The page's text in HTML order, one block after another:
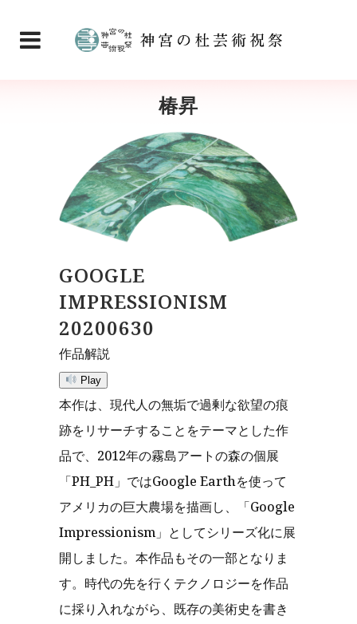
椿昇
GOOGLE
IMPRESSIONISM
20200630
作品解説
Play
本作は、現代人の無垢で過剰な欲望の痕
跡をリサーチすることをテーマとした作
品で、2012年の霧島アートの森の個展
「PH_PH」ではGoogle Earthを使って
アメリカの巨大農場を描画し、「Google
Impressionism」としてシリーズ化に展
開しました。本作品もその一部となりま
す。時代の先を行くテクノロジーを作品
に採り入れながら、既存の美術史を書き